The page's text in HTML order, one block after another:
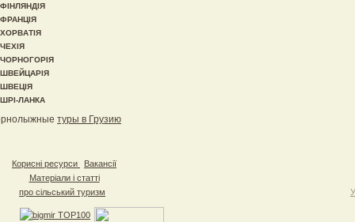
ФІНЛЯНДІЯ
ФРАНЦІЯ
ХОРВАТІЯ
ЧЕХІЯ
ЧОРНОГОРІЯ
ШВЕЙЦАРІЯ
ШВЕЦІЯ
ШРІ-ЛАНКА
туры в Грузию
Корисні ресурси
Вакансії
Матеріали і статті
про сільський туризм